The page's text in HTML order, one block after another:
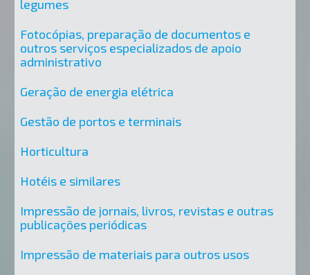
legumes
Fotocópias, preparação de documentos e
outros serviços especializados de apoio
administrativo
Geração de energia elétrica
Gestão de portos e terminais
Horticultura
Hotéis e similares
Impressão de jornais, livros, revistas e outras
publicações periódicas
Impressão de materiais para outros usos